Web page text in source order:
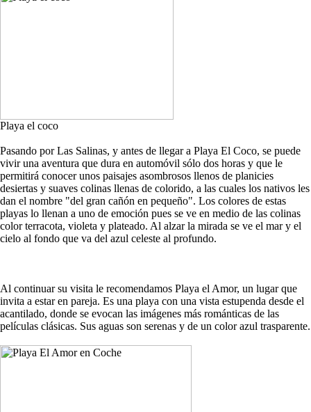
Playa el coco
Pasando por Las Salinas, y antes de llegar a Playa El Coco, se puede
vivir una aventura que dura en automóvil sólo dos horas y que le
permitirá conocer unos paisajes asombrosos llenos de planicies
desiertas y suaves colinas llenas de colorido, a las cuales los nativos les
dan el nombre "del gran cañón en pequeño". Los colores de estas
playas lo llenan a uno de emoción pues se ve en medio de las colinas
color terracota, violeta y plateado. Al alzar la mirada se ve el mar y el
cielo al fondo que va del azul celeste al profundo.
Al continuar su visita le recomendamos Playa el Amor, un lugar que
invita a estar en pareja. Es una playa con una vista estupenda desde el
acantilado, donde se evocan las imágenes más románticas de las
películas clásicas. Sus aguas son serenas y de un color azul trasparente.